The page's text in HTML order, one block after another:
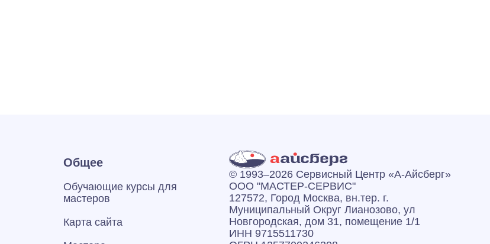
Общее
Обучающие курсы для
мастеров
Карта сайта
© 1993–2026 Сервисный Центр «А‑Айсберг»
ООО "МАСТЕР-СЕРВИС"
127572, Город Москва, вн.тер. г.
Муниципальный Округ Лианозово, ул
Новгородская, дом 31, помещение 1/1
ИНН 9715511730